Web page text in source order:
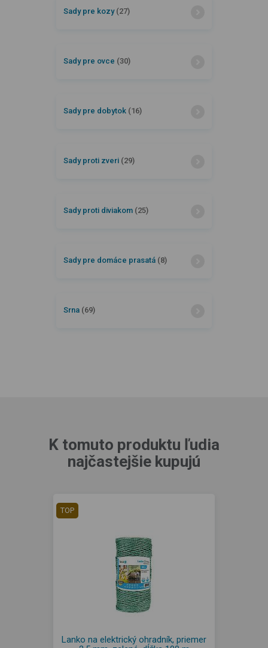
Sady pre kozy (27)
Sady pre ovce (30)
Sady pre dobytok (16)
Sady proti zveri (29)
Sady proti diviakom (25)
Sady pre domáce prasatá (8)
Srna (69)
K tomuto produktu ľudia
najčastejšie kupujú
TOP
Lanko na elektrický ohradník, priemer